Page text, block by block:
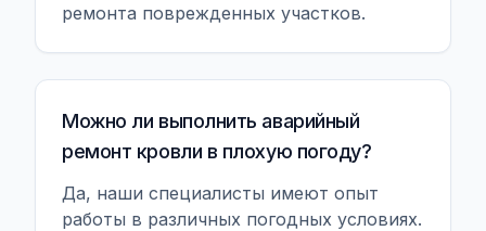
ремонта поврежденных участков.
Можно ли выполнить аварийный
ремонт кровли в плохую погоду?
Да, наши специалисты имеют опыт
работы в различных погодных условиях.